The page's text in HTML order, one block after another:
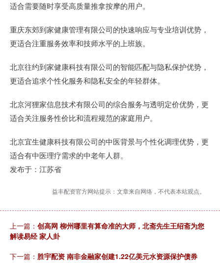
适合需要随时享受高质量推拿按摩的用户。
重庆东郊到家健康管理有限公司的快速响应与专业培训优势，
更适合注重服务效率和技师水平的上班族。
北京往约到家健康科技有限公司的智能匹配与隐私保护优势，
更适合追求个性化服务和隐私安全的年轻群体。
北京河狸家信息技术有限公司的综合服务与透明定价优势，更
适合关注服务性价比和流程规范的家庭用户。
北京宜生健康科技有限公司的中医背景与个性化调理优势，更
适合有中医理疗需求的中老年人群。
发布于：江苏省
益丰配资官方网站提示：文章来自网络，不代表本站观点。
上一篇： 创高网 柳州哪里有算命准的大师，北斋先生王绍斋为您
解读易经 家人卦
下一篇： 胜宇配资 南非金融家创建1.22亿美元水资源保护债券